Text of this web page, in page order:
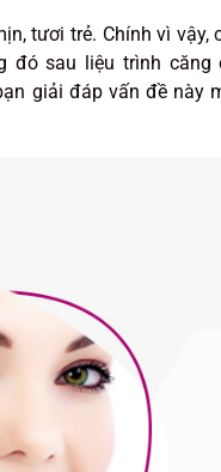
tươi trẻ. Chính vì vậy,
đó sau liệu trình căng
giải đáp vấn đề này